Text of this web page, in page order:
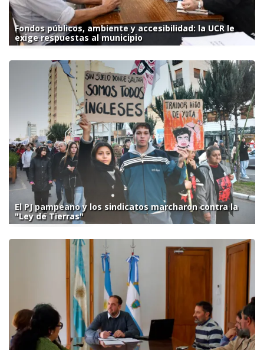
Fondos públicos, ambiente y accesibilidad: la UCR le
exige respuestas al municipio
El PJ pampeano y los sindicatos marcharon contra la
"Ley de Tierras"